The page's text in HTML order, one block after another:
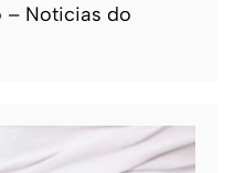
– Noticias do